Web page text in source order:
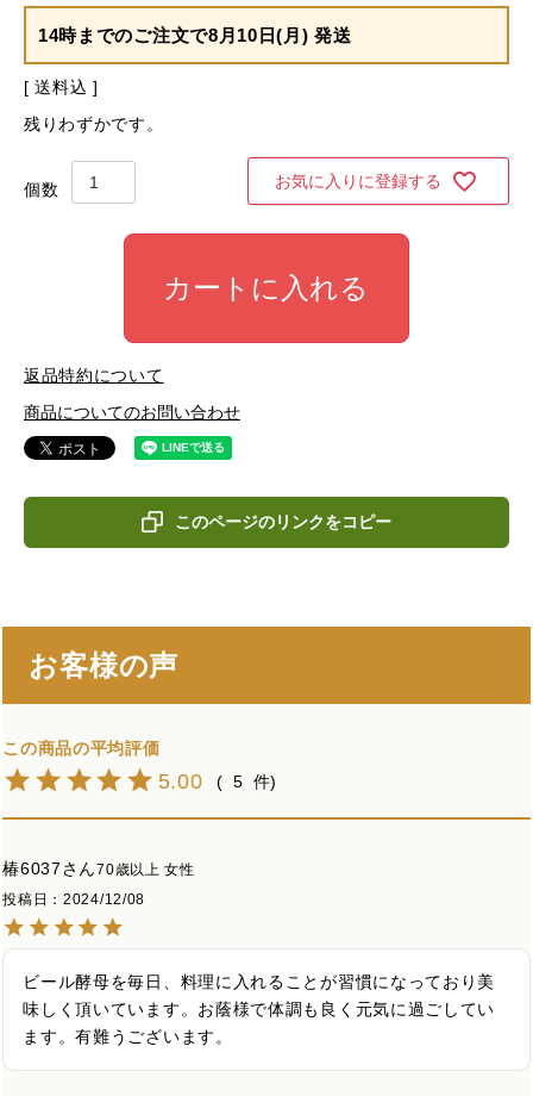
14時までのご注文で8月10日(月) 発送
送料込
残りわずかです。
お気に入りに登録する
カートに入れる
返品特約について
商品についてのお問い合わせ
このページのリンクをコピー
お客様の声
5.00 5
椿6037 70歳以上 女性
投稿日
2024/12/08
ビール酵母を毎日、料理に入れることが習慣になっており美
味しく頂いています。お蔭様で体調も良く元気に過ごしてい
ます。有難うございます。